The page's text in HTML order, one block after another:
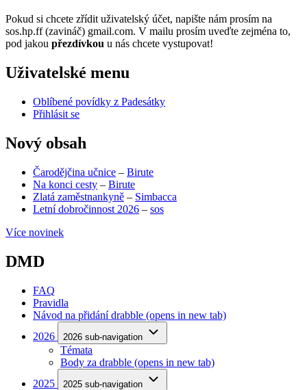
Pokud si chcete zřídit uživatelský účet, napište nám prosím na
sos.hp.ff (zavináč) gmail.com. V mailu prosím uveďte zejména to,
pod jakou přezdívkou u nás chcete vystupovat!
Uživatelské menu
Oblíbené povídky z Padesátky
Přihlásit se
Nový obsah
Čarodějčina učnice – Birute
Na konci cesty – Birute
Zlatá zaměstnankyně – Simbacca
Letní dobročinnost 2026 – sos
Více novinek
DMD
FAQ
Pravidla
Návod na přidání drabble (opens in new tab)
2026
2026 sub-navigation
Témata
Body za drabble (opens in new tab)
2025
2025 sub-navigation